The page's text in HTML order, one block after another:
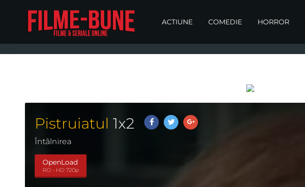
ACTIUNE COMEDIE HORROR
Pistruiatul 1x2
Întâlnirea
OpenLoad
RO - HD 720p